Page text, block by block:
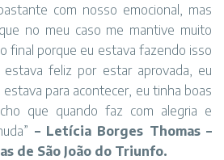
com nosso emocional, mas
no meu caso me mantive muito
final porque eu estava fazendo isso
estava feliz por estar aprovada, eu
para acontecer, eu tinha boas
que quando faz com alegria e
– Letícia Borges Thomas –
de São João do Triunfo.